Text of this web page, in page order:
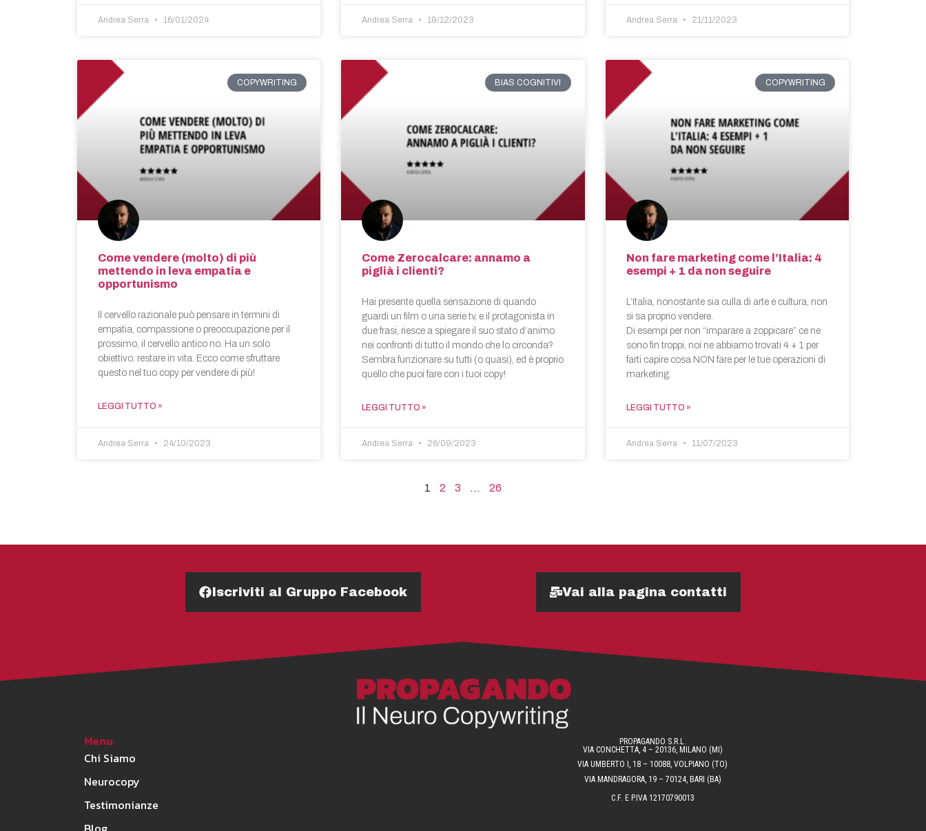
Andrea Serra 16/01/2024 Andrea Serra 19/12/2023 Andrea Serra 21/11/2023
COPYWRITING
Come vendere (molto) di più
mettendo in leva empatia e
opportunismo
Il cervello razionale può pensare in termini di
empatia, compassione o preoccupazione per il
prossimo, il cervello antico no. Ha un solo
obiettivo: restare in vita. Ecco come sfruttare
questo nel tuo copy per vendere di più!
LEGGI TUTTO »
Andrea Serra 24/10/2023
BIAS COGNITIVI
Come Zerocalcare: annamo a
piglià i clienti?
Hai presente quella sensazione di quando
guardi un film o una serie tv, e il protagonista in
due frasi, riesce a spiegare il suo stato d’animo
nei confronti di tutto il mondo che lo circonda?
Sembra funzionare su tutti (o quasi), ed è proprio
quello che puoi fare con i tuoi copy!
LEGGI TUTTO »
Andrea Serra 26/09/2023
COPYWRITING
Non fare marketing come l’Italia: 4
esempi + 1 da non seguire
L’Italia, nonostante sia culla di arte e cultura, non
si sa proprio vendere.
Di esempi per non “imparare a zoppicare” ce ne
sono fin troppi, noi ne abbiamo trovati 4 + 1 per
farti capire cosa NON fare per le tue operazioni di
marketing.
LEGGI TUTTO »
Andrea Serra 11/07/2023
1 2 3 … 26
Iscriviti al Gruppo Facebook Vai alla pagina contatti
Menu
Chi Siamo
Neurocopy
Testimonianze
PROPAGANDO S.R.L.
VIA CONCHETTA, 4 – 20136, MILANO (MI)
VIA UMBERTO I, 18 – 10088, VOLPIANO (TO)
VIA MANDRAGORA, 19 – 70124, BARI (BA)
C.F. E P.IVA 12170790013